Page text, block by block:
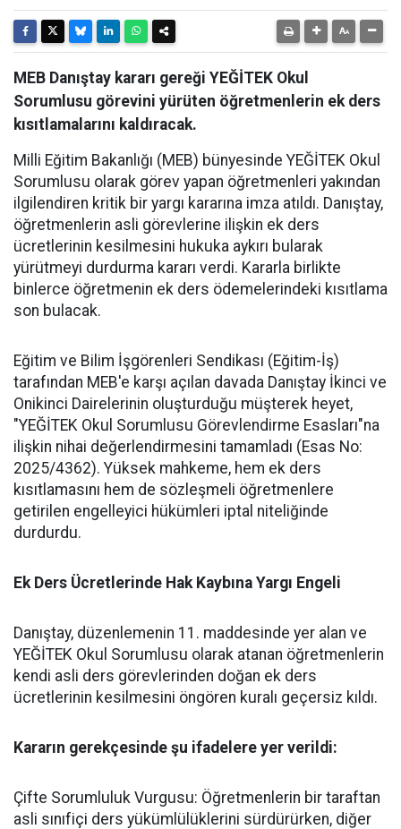
MEB Danıştay kararı gereği YEĞİTEK Okul
Sorumlusu görevini yürüten öğretmenlerin ek ders
kısıtlamalarını kaldıracak.
Milli Eğitim Bakanlığı (MEB) bünyesinde YEĞİTEK Okul
Sorumlusu olarak görev yapan öğretmenleri yakından
ilgilendiren kritik bir yargı kararına imza atıldı. Danıştay,
öğretmenlerin asli görevlerine ilişkin ek ders
ücretlerinin kesilmesini hukuka aykırı bularak
yürütmeyi durdurma kararı verdi. Kararla birlikte
binlerce öğretmenin ek ders ödemelerindeki kısıtlama
son bulacak.
​Eğitim ve Bilim İşgörenleri Sendikası (Eğitim-İş)
tarafından MEB'e karşı açılan davada Danıştay İkinci ve
Onikinci Dairelerinin oluşturduğu müşterek heyet,
"YEĞİTEK Okul Sorumlusu Görevlendirme Esasları"na
ilişkin nihai değerlendirmesini tamamladı (Esas No:
2025/4362). Yüksek mahkeme, hem ek ders
kısıtlamasını hem de sözleşmeli öğretmenlere
getirilen engelleyici hükümleri iptal niteliğinde
durdurdu.
​Ek Ders Ücretlerinde Hak Kaybına Yargı Engeli
​Danıştay, düzenlemenin 11. maddesinde yer alan ve
YEĞİTEK Okul Sorumlusu olarak atanan öğretmenlerin
kendi asli ders görevlerinden doğan ek ders
ücretlerinin kesilmesini öngören kuralı geçersiz kıldı.
​Kararın gerekçesinde şu ifadelere yer verildi:
​Çifte Sorumluluk Vurgusu: Öğretmenlerin bir taraftan
asli sınıfiçi ders yükümlülüklerini sürdürürken, diğer